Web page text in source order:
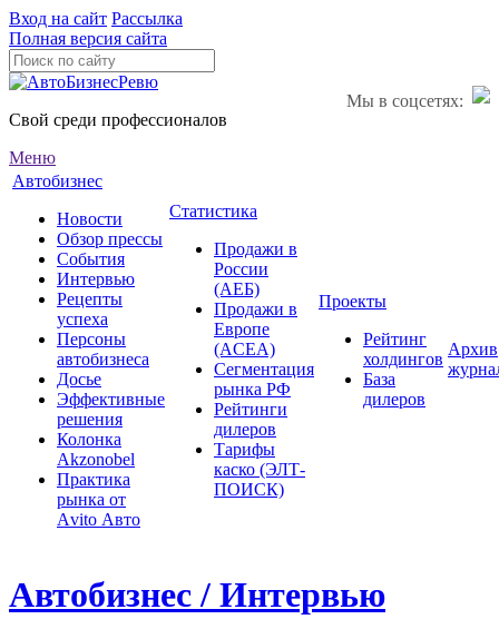
Вход на сайт Рассылка
Полная версия сайта
Мы в соцсетях:
Свой среди профессионалов
Меню
Автобизнес
Новости
Обзор прессы
События
Интервью
Рецепты
успеха
Персоны
автобизнеса
Досье
Эффективные
решения
Колонка
Akzonobel
Практика
рынка от
Аvito Авто
Статистика
Продажи в
России
(АЕБ)
Продажи в
Европе
(ACEA)
Сегментация
рынка РФ
Рейтинги
дилеров
Тарифы
каско (ЭЛТ-
ПОИСК)
Проекты
Рейтинг
холдингов
База
дилеров
Архив
Автобизнес / Интервью